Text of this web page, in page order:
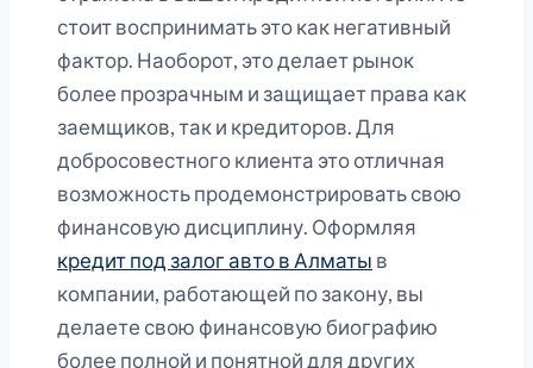
стоит воспринимать это как негативный
фактор. Наоборот, это делает рынок
более прозрачным и защищает права как
заемщиков, так и кредиторов. Для
добросовестного клиента это отличная
возможность продемонстрировать свою
финансовую дисциплину. Оформляя
кредит под залог авто в Алматы в
компании, работающей по закону, вы
делаете свою финансовую биографию
более полной и понятной для других